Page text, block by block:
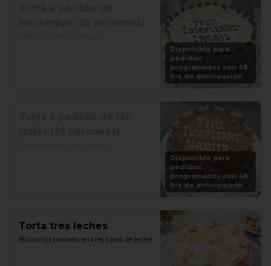
Disponible para
pedidos
programados con 48
hrs de anticipación
Disponible para
pedidos
programados con 48
hrs de anticipación
Torta tres leches
Bizcocho bañado en tres tipos de leche